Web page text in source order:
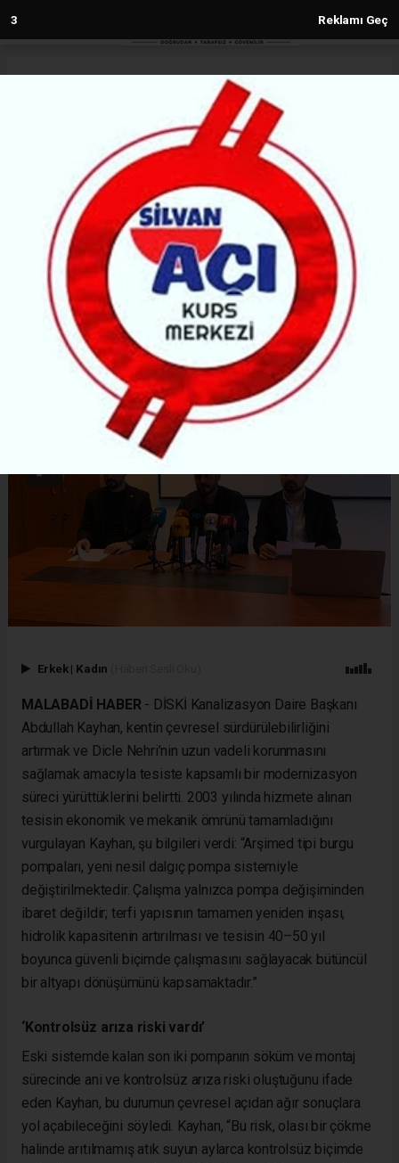
2 Reklamı Geç
DİSKİ’den arıtmada yeni dönem:
Hedef Dicle’ye korumak
DIYARBAKIR
(MH) - MALABADİ HABER | 24.11.2025 - 15:49, Güncelleme: 24.11.2025 - 15:49
2380+ kez okundu.
Diyarbakır DİSKİ, İleri Biyolojik Atıksu Arıtma
Tesisinde yapılacak çalışmalar ile ilgili açıklama
ABONE OL
Erkek | Kadın
MALABADİ HABER - DİSKİ Kanalizasyon Daire Başkanı
Abdullah Kayhan, kentin çevresel sürdürülebilirliğini
artırmak ve Dicle Nehri’nin uzun vadeli korunmasını
sağlamak amacıyla tesiste kapsamlı bir modernizasyon
süreci yürüttüklerini belirtti. 2003 yılında hizmete alınan
tesisin ekonomik ve mekanik ömrünü tamamladığını
vurgulayan Kayhan, şu bilgileri verdi: “Arşimed tipi burgu
pompaları, yeni nesil dalgıç pompa sistemiyle
değiştirilmektedir. Çalışma yalnızca pompa değişiminden
ibaret değildir; terfi yapısının tamamen yeniden inşası,
hidrolik kapasitenin artırılması ve tesisin 40–50 yıl
boyunca güvenli biçimde çalışmasını sağlayacak bütüncül
bir altyapı dönüşümünü kapsamaktadır.”
‘Kontrolsüz arıza riski vardı’
Eski sistemde kalan son iki pompanın söküm ve montaj
sürecinde ani ve kontrolsüz arıza riski oluştuğunu ifade
eden Kayhan, bu durumun çevresel açıdan ağır sonuçlara
yol açabileceğini söyledi. Kayhan, “Bu risk, olası bir çökme
halinde arıtılmamış atık suyun aylarca kontrolsüz biçimde